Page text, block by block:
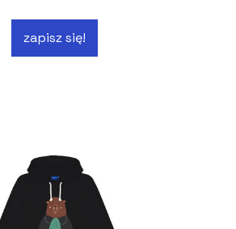
zapisz się!